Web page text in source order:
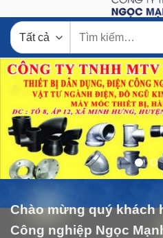
kiếm:
Chào mừng quý khách
Công nghiệp Ngọc